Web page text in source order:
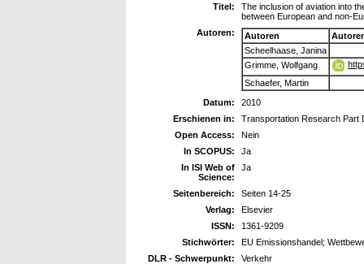
Titel:
The inclusion of aviation into
between European and non-
Autoren:
Autoren
Scheelhaase, Janina
Grimme, Wolfgang
Schaefer, Martin
Datum:
2010
Erschienen in:
Transportation Research Part
Open Access:
Nein
In SCOPUS:
Ja
In ISI Web of
Science:
Ja
Seitenbereich:
Seiten 14-25
Verlag:
Elsevier
ISSN:
1361-9209
Stichwörter:
EU Emissionshandel;
DLR - Schwerpunkt:
Verkehr